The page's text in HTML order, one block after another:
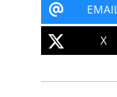
EMAIL
X